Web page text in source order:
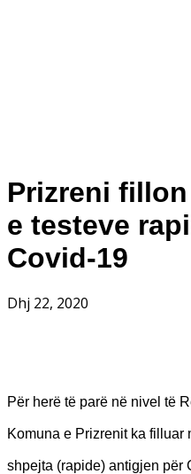
Prizreni
e testeve
Covid-19
Dhj 22, 2020
Për herë të parë në nivel të
Komuna e Prizrenit ka filluar
shpejta (rapide) antigjen për